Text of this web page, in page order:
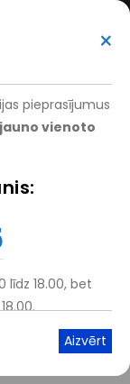
×
pieprasījumus
jauno vienoto
līdz 18.00, bet